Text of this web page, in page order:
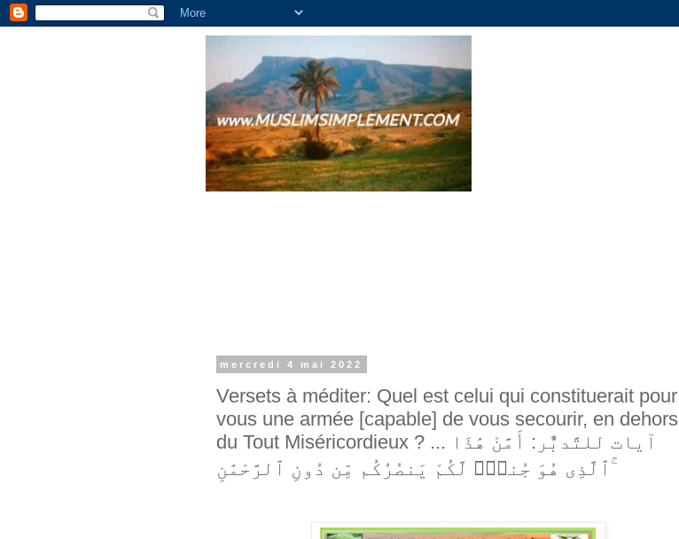
mercredi 4 mai 2022
Versets à méditer: Quel est celui qui constituerait pour
vous une armée [capable] de vous secourir, en dehors
du Tout Miséricordieux ? ... آيات للتَّدبٌّر: أَمَّنْ هَٰذَا
ٱلَّذِى هُوَ جُندٌۭ لَّكُمْ يَنصُرُكُم مِّن دُونِ ٱلرَّحْمَٰنِ ۚ